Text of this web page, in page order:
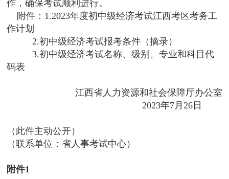
作，确保考试顺利进行。
附件：1.2023年度初中级经济考试江西考区考务工
作计划
2.初中级经济考试报考条件（摘录）
3.初中级经济考试名称、级别、专业和科目代
码表
江西省人力资源和社会保障厅办公室
2023年7月26日
（此件主动公开）
（联系单位：省人事考试中心）
附件1